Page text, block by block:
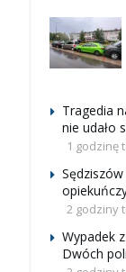
35-latka
5 promili. Omal
na kąpielisku
07.08.2026